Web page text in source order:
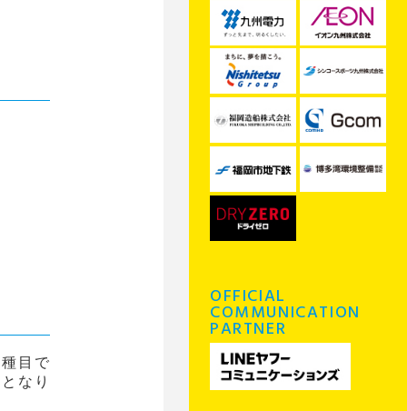
目で
なり
OFFICIAL
COMMUNICATION
PARTNER